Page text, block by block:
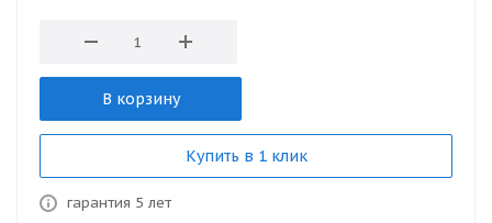
В корзину
Купить в 1 клик
гарантия 5 лет